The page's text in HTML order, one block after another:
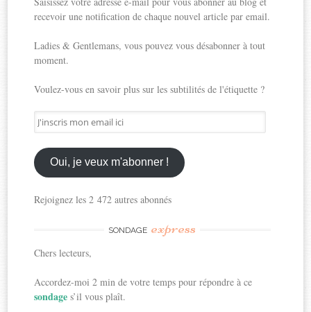
recevoir une notification de chaque nouvel article par email.
Ladies & Gentlemans, vous pouvez vous désabonner à tout
moment.
Voulez-vous en savoir plus sur les subtilités de l'étiquette ?
J'inscris
mon
email
ici
Oui, je veux m'abonner !
Rejoignez les 2 472 autres abonnés
SONDAGE express
Chers lecteurs,
Accordez-moi 2 min de votre temps pour répondre à ce
sondages’il vous plaît.